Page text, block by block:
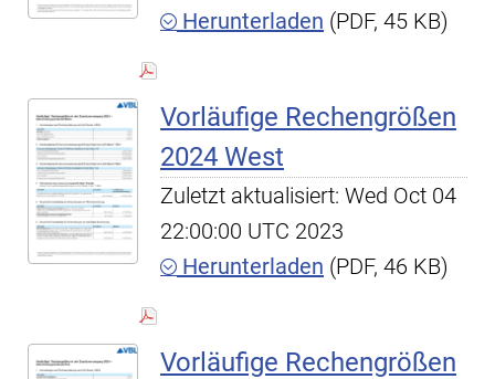
Herunterladen (PDF, 45 KB)
Vorläufige Rechengrößen
2024 West
Zuletzt aktualisiert: Wed Oct 04
22:00:00 UTC 2023
Herunterladen (PDF, 46 KB)
Vorläufige Rechengrößen